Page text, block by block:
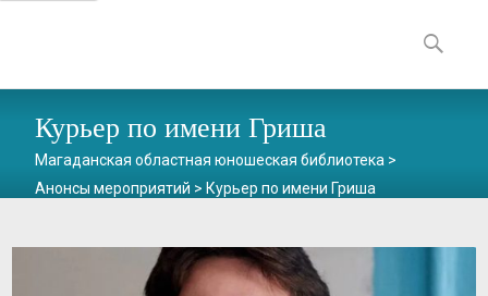
to
content
Найти:
Курьер по имени Гриша
Магаданская областная юношеская библиотека >
Анонсы мероприятий > Курьер по имени Гриша